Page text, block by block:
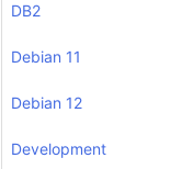
DB2
Debian 11
Debian 12
Development